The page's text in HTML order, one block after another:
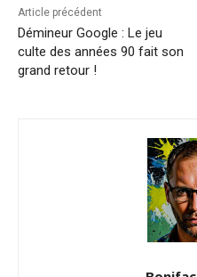
Article précédent
Démineur Google : Le jeu
culte des années 90 fait son
grand retour !